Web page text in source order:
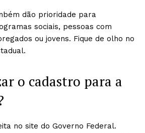
dão prioridade para
sociais, pessoas com
ou jovens. Fique de olho no
o cadastro para a
no site do Governo Federal.